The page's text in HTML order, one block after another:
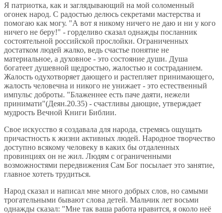
Я патриотка, как и заглядывающий на мой соломенный
огонек народ. С радостью делюсь секретами мастерства и
помогаю как могу. "А вот я никому ничего не даю и ни у кого
ничего не беру!" - горделиво сказал однажды посланник
состоятельной российской прослойки. Ограниченных
достатком людей жалко, ведь счастье понятие не
материальное, а духовное - это состояние души. Душа
богатеет душевной щедростью, жалостью и состраданием.
Жалость одухотворяет дающего и растепляет принимающего,
жалость человечна и никого не унижает - это естественный
импульс доброты. "Блаженнее есть паче даяти, нежели
принимати"(Деян.20.35) - счастливы дающие, утверждает
мудрость Вечной Книги Библии.
Свое искусство я создавала для народа, стремясь ощущать
причастность к жизни активных людей. Народное творчество
доступно всякому человеку в каких бы отдаленных
провинциях он не жил. Людям с ограниченными
возможностями передвижения Сам Бог посылает это занятие,
главное хотеть трудиться.
Народ сказал и написал мне много добрых слов, но самыми
трогательными бывают слова детей. Мальчик лет восьми
однажды сказал: "Мне так ваша работа нравится, я около неё